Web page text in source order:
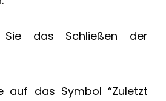
Sie das Schließen der
auf das Symbol “Zuletzt